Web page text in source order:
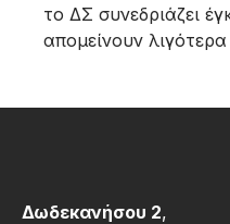
το ΔΣ συνεδριάζει
απομείνουν
Δωδεκανήσου 2,